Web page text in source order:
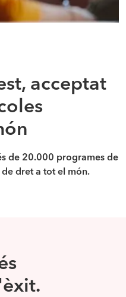
acceptat
de 20.000 programes de
dret a tot el món.